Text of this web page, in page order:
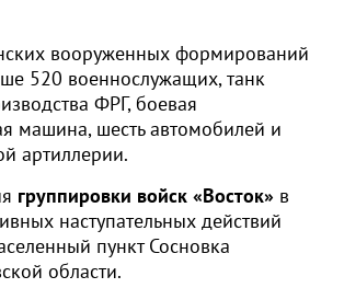
вооруженных формирований
520 военнослужащих, танк
ФРГ, боевая
машина, шесть автомобилей и
артиллерии.
группировки войск «Восток» в
наступательных действий
пункт Сосновка
области.